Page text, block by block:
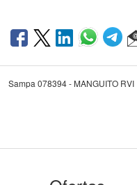
Sampa 078394 - MANGUITO RVI